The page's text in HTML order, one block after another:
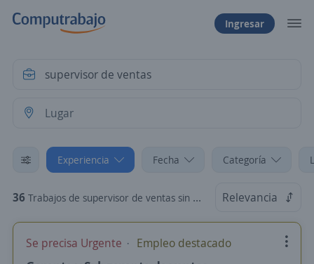
Ingresar
Experiencia Fecha Categoría
36 Trabajos de supervisor de ventas sin experiencia Relevancia
Se precisa Urgente Empleo destacado